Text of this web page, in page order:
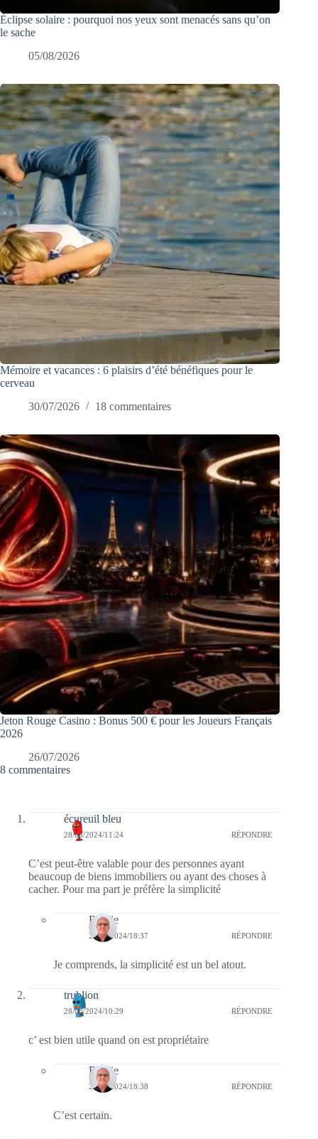
Éclipse solaire : pourquoi nos yeux sont menacés sans qu’on
le sache
05/08/2026
Mémoire et vacances : 6 plaisirs d’été bénéfiques pour le
cerveau
30/07/2026
18 commentaires
Jeton Rouge Casino : Bonus 500 € pour les Joueurs Français
2026
26/07/2026
8 commentaires
écureuil bleu
28/05/2024/11:24 RÉPONDRE
C’est peut-être valable pour des personnes ayant
beaucoup de biens immobiliers ou ayant des choses à
cacher. Pour ma part je préfère la simplicité
Bernie
28/05/2024/18:37 RÉPONDRE
Je comprends, la simplicité est un bel atout.
trublion
28/05/2024/10:29 RÉPONDRE
c’ est bien utile quand on est propriétaire
Bernie
28/05/2024/18:38 RÉPONDRE
C’est certain.